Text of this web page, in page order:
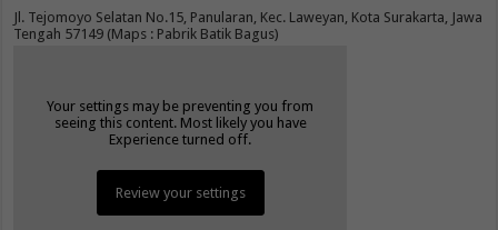
Jl. Tejomoyo Selatan No.15, Panularan, Kec. Laweyan, Kota Surakarta, Jawa
Tengah 57149 (Maps : Pabrik Batik Bagus)
Your settings may be preventing you from
seeing this content. Most likely you have
Experience turned off.
Review your settings